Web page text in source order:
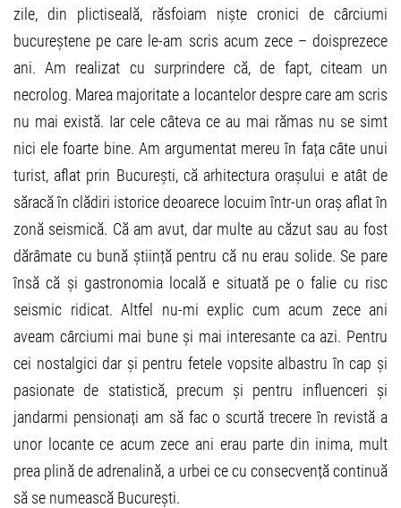
zile, din plictiseală, răsfoiam niște cronici de cârciumi
bucureștene pe care le-am scris acum zece – doisprezece
ani. Am realizat cu surprindere că, de fapt, citeam un
necrolog. Marea majoritate a locantelor despre care am scris
nu mai există. Iar cele câteva ce au mai rămas nu se simt
nici ele foarte bine. Am argumentat mereu în fața câte unui
turist, aflat prin București, că arhitectura orașului e atât de
săracă în clădiri istorice deoarece locuim într-un oraș aflat în
zonă seismică. Că am avut, dar multe au căzut sau au fost
dărâmate cu bună știință pentru că nu erau solide. Se pare
însă că și gastronomia locală e situată pe o falie cu risc
seismic ridicat. Altfel nu-mi explic cum acum zece ani
aveam cârciumi mai bune și mai interesante ca azi. Pentru
cei nostalgici dar și pentru fetele vopsite albastru în cap și
pasionate de statistică, precum și pentru influenceri și
jandarmi pensionați am să fac o scurtă trecere în revistă a
unor locante ce acum zece ani erau parte din inima, mult
prea plină de adrenalină, a urbei ce cu consecvență continuă
să se numească București.